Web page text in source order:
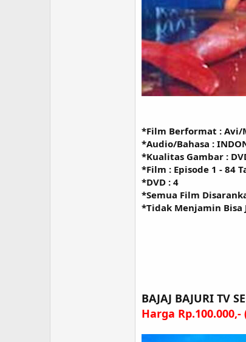
*Film Berformat : Avi/
*Audio/Bahasa :
*Kualitas Gambar :
*Film : Episode 1 - 84
*DVD : 4
*Semua Film
*Tidak Menjamin Bisa
BAJAJ BAJURI TV
Harga